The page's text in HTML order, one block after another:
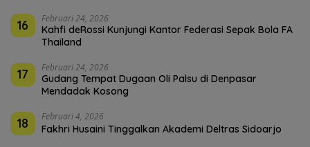
16 Februari 24, 2026
Kahfi deRossi Kunjungi Kantor Federasi Sepak Bola FA
Thailand
17 Februari 24, 2026
Gudang Tempat Dugaan Oli Palsu di Denpasar
Mendadak Kosong
18 Februari 4, 2026
Fakhri Husaini Tinggalkan Akademi Deltras Sidoarjo